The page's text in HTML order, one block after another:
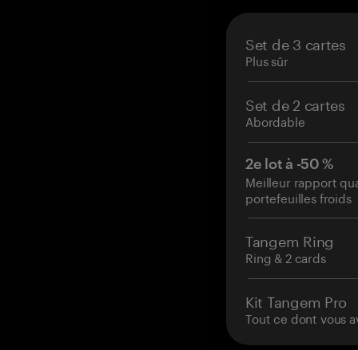
Set de 3 cartes
Plus sûr
Set de 2 cartes
Abordable
2e lot à -50 %
Meilleur rapport
portefeuilles froids
Tangem Ring
Ring & 2 cards
Kit Tangem Pro
Tout ce dont vous